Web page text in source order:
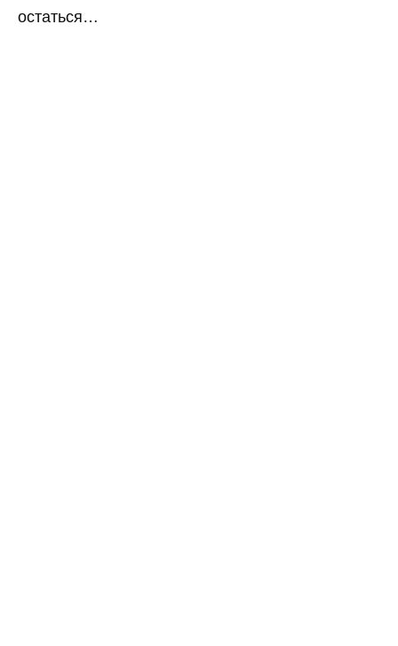
остаться…